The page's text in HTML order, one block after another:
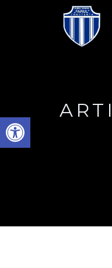
Deschide bara de unelte